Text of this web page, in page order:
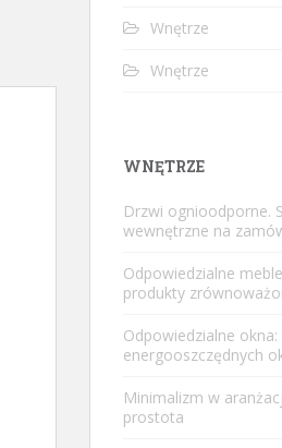
Wnętrze
Wnętrze
WNĘTRZE
Drzwi ognioodporne.
wewnętrzne na
Odpowiedzialne
produkty
Odpowiedzialne
energooszczędnych
Minimalizm w
prostota